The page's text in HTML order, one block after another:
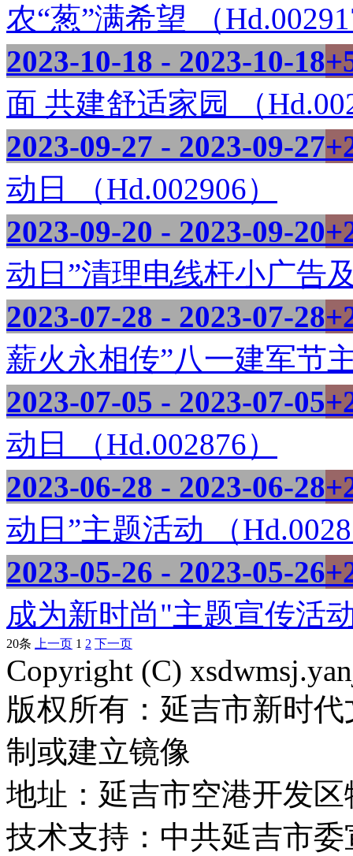
农“葱”满希望 （
2023-10-18 - 2023-10-18
面 共建舒适家园 （
2023-09-27 - 2023-09-27
动日 （Hd.002906）
2023-09-20 - 2023-09-20
动日”清理电线杆小广告
2023-07-28 - 2023-07-28
薪火永相传”八一建军节
2023-07-05 - 2023-07-05
动日 （Hd.002876）
2023-06-28 - 2023-06-28
动日”主题活动 （
2023-05-26 - 2023-05-26
成为新时尚"主题宣传活
20条 上一页 1 2 下一页
Copyright (C)
版权所有：延吉市新时
制或建立镜像
地址：延吉市空港开发
技术支持：中共延吉市